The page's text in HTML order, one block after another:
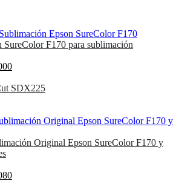
SureColor F170 para sublimación
El
actual
SDX225
Original Epson SureColor F170 y
El